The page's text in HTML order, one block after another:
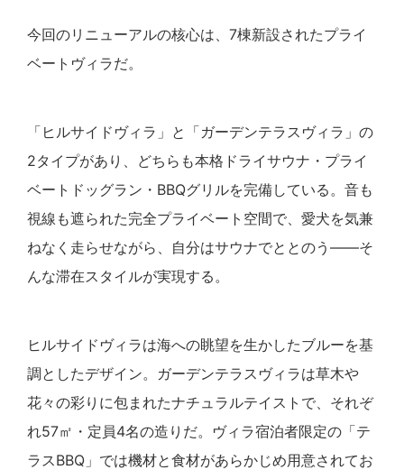
今回のリニューアルの核心は、7棟新設されたプライ
ベートヴィラだ。
「ヒルサイドヴィラ」と「ガーデンテラスヴィラ」の
2タイプがあり、どちらも本格ドライサウナ・プライ
ベートドッグラン・BBQグリルを完備している。音も
視線も遮られた完全プライベート空間で、愛犬を気兼
ねなく走らせながら、自分はサウナでととのう——そ
んな滞在スタイルが実現する。
ヒルサイドヴィラは海への眺望を生かしたブルーを基
調としたデザイン。ガーデンテラスヴィラは草木や
花々の彩りに包まれたナチュラルテイストで、それぞ
れ57㎡・定員4名の造りだ。ヴィラ宿泊者限定の「テ
ラスBBQ」では機材と食材があらかじめ用意されてお